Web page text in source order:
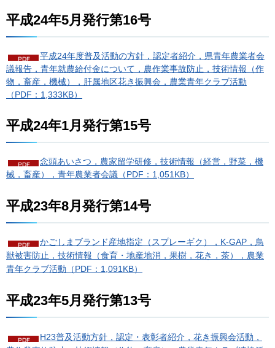
平成24年5月発行第16号
平成24年度普及活動の方針，認定者紹介，県青年農業者会
議報告，青年就農給付金について，農作業事故防止，技術情報（作
物，畜産，機械），肝属地区花き振興会，農業青年クラブ活動
（PDF：1,333KB）
平成24年1月発行第15号
念頭あいさつ，農家留学研修，技術情報（経営，野菜，機
械，畜産），青年農業者会議（PDF：1,051KB）
平成23年8月発行第14号
かごしまブランド産地指定（スプレーギク），K-GAP，鳥
獣被害防止，技術情報（食育・地産地消，果樹，花き，茶），農業
青年クラブ活動（PDF：1,091KB）
平成23年5月発行第13号
H23普及活動方針，認定・表彰者紹介，花き振興会活動，